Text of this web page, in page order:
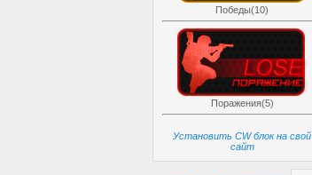
Победы(10)
Поражения(5)
Установить CW блок на свой
сайт